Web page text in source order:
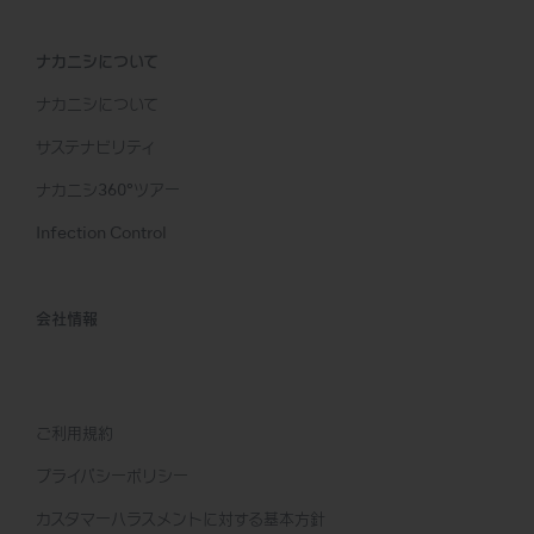
ナカニシについて
ナカニシについて
サステナビリティ
ナカニシ360°ツアー
Infection Control
会社情報
ご利用規約
プライバシーポリシー
カスタマーハラスメントに対する基本方針